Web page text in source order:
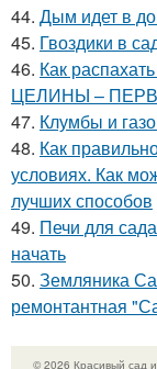
44. Дым идет в
45. Гвоздики в
46. Как
ЦЕЛИНЫ –
47. Клумбы и
48. Как
условиях. Как
лучших способов
49. Печи для
начать
50. Земляника
ремонтантная
© 2026 Красивый сад